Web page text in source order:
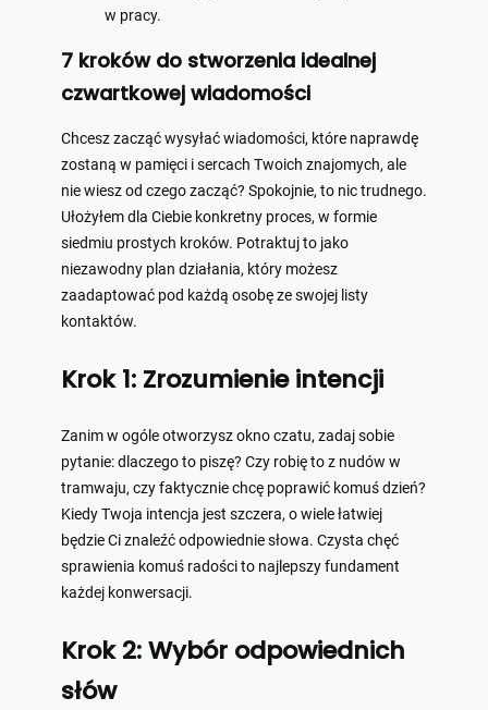
w pracy.
7 kroków do stworzenia idealnej
czwartkowej wiadomości
Chcesz zacząć wysyłać wiadomości, które naprawdę
zostaną w pamięci i sercach Twoich znajomych, ale
nie wiesz od czego zacząć? Spokojnie, to nic trudnego.
Ułożyłem dla Ciebie konkretny proces, w formie
siedmiu prostych kroków. Potraktuj to jako
niezawodny plan działania, który możesz
zaadaptować pod każdą osobę ze swojej listy
kontaktów.
Krok 1: Zrozumienie intencji
Zanim w ogóle otworzysz okno czatu, zadaj sobie
pytanie: dlaczego to piszę? Czy robię to z nudów w
tramwaju, czy faktycznie chcę poprawić komuś dzień?
Kiedy Twoja intencja jest szczera, o wiele łatwiej
będzie Ci znaleźć odpowiednie słowa. Czysta chęć
sprawienia komuś radości to najlepszy fundament
każdej konwersacji.
Krok 2: Wybór odpowiednich
słów